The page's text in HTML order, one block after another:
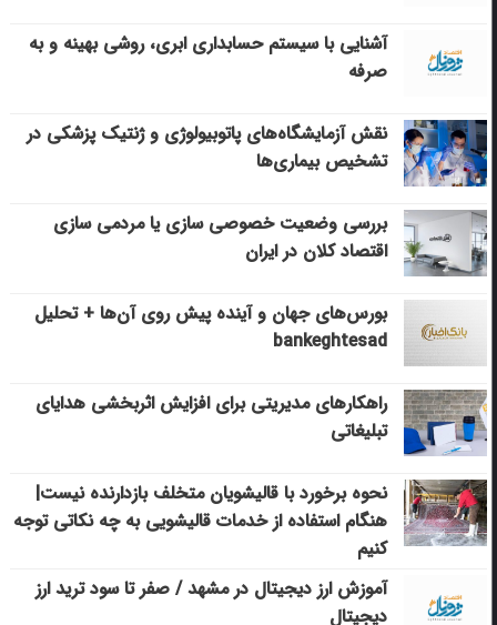
آشنایی با سیستم حسابداری ابری، روشی بهینه و به
صرفه
نقش آزمایشگاه‌های پاتوبیولوژی و ژنتیک پزشکی در
تشخیص بیماری‌ها
بررسی وضعیت خصوصی سازی یا مردمی سازی
اقتصاد کلان در ایران
بورس‌های جهان و آینده پیش روی آن‌ها + تحلیل
bankeghtesad
راهکارهای مدیریتی برای افزایش اثربخشی هدایای
تبلیغاتی
نحوه برخورد با قالیشویان متخلف بازدارنده نیست|
هنگام استفاده از خدمات قالیشویی به چه نکاتی توجه
کنیم
آموزش ارز دیجیتال در مشهد / صفر تا سود ترید ارز
دیجیتال